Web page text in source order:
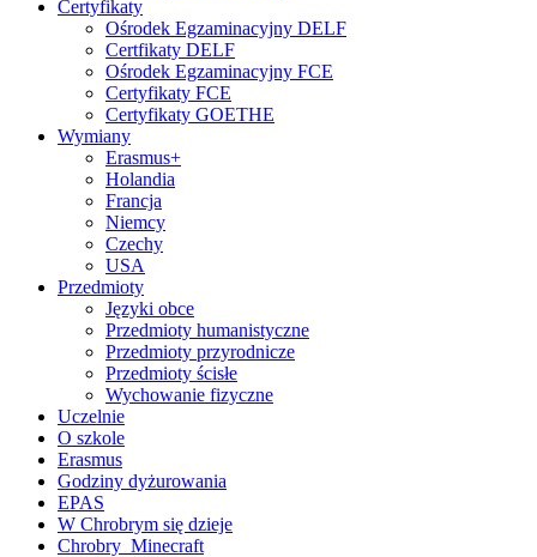
Certyfikaty
Ośrodek Egzaminacyjny DELF
Certfikaty DELF
Ośrodek Egzaminacyjny FCE
Certyfikaty FCE
Certyfikaty GOETHE
Wymiany
Erasmus+
Holandia
Francja
Niemcy
Czechy
USA
Przedmioty
Języki obce
Przedmioty humanistyczne
Przedmioty przyrodnicze
Przedmioty ścisłe
Wychowanie fizyczne
Uczelnie
O szkole
Erasmus
Godziny dyżurowania
EPAS
W Chrobrym się dzieje
Chrobry_Minecraft